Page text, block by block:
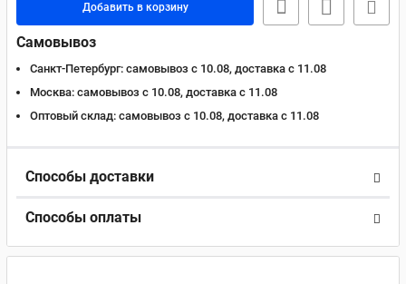
Добавить в корзину
Самовывоз
Санкт-Петербург: самовывоз с 10.08, доставка c 11.08
Москва: самовывоз с 10.08, доставка c 11.08
Оптовый склад: самовывоз с 10.08, доставка c 11.08
Способы доставки
Способы оплаты